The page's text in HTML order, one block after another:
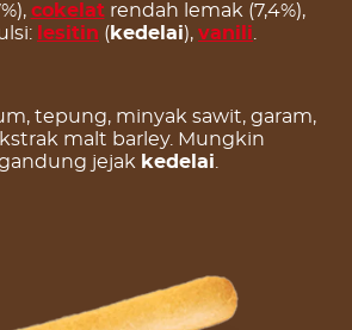
cokelatrendah lemak (7,4%),
lesitin ( kedelai), vanili.
tepung, minyak sawit, garam,
malt barley. Mungkin
jejak kedelai.